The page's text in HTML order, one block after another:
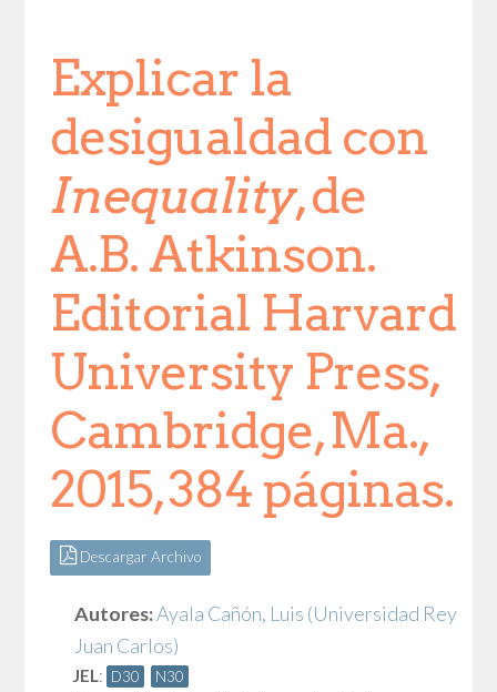
Explicar la
desigualdad con
Inequality, de
A.B. Atkinson.
Editorial Harvard
University Press,
Cambridge, Ma.,
2015, 384 páginas.
Descargar Archivo
Autores:Ayala Cañón, Luis (Universidad Rey
Juan Carlos)
JEL: D30 N30